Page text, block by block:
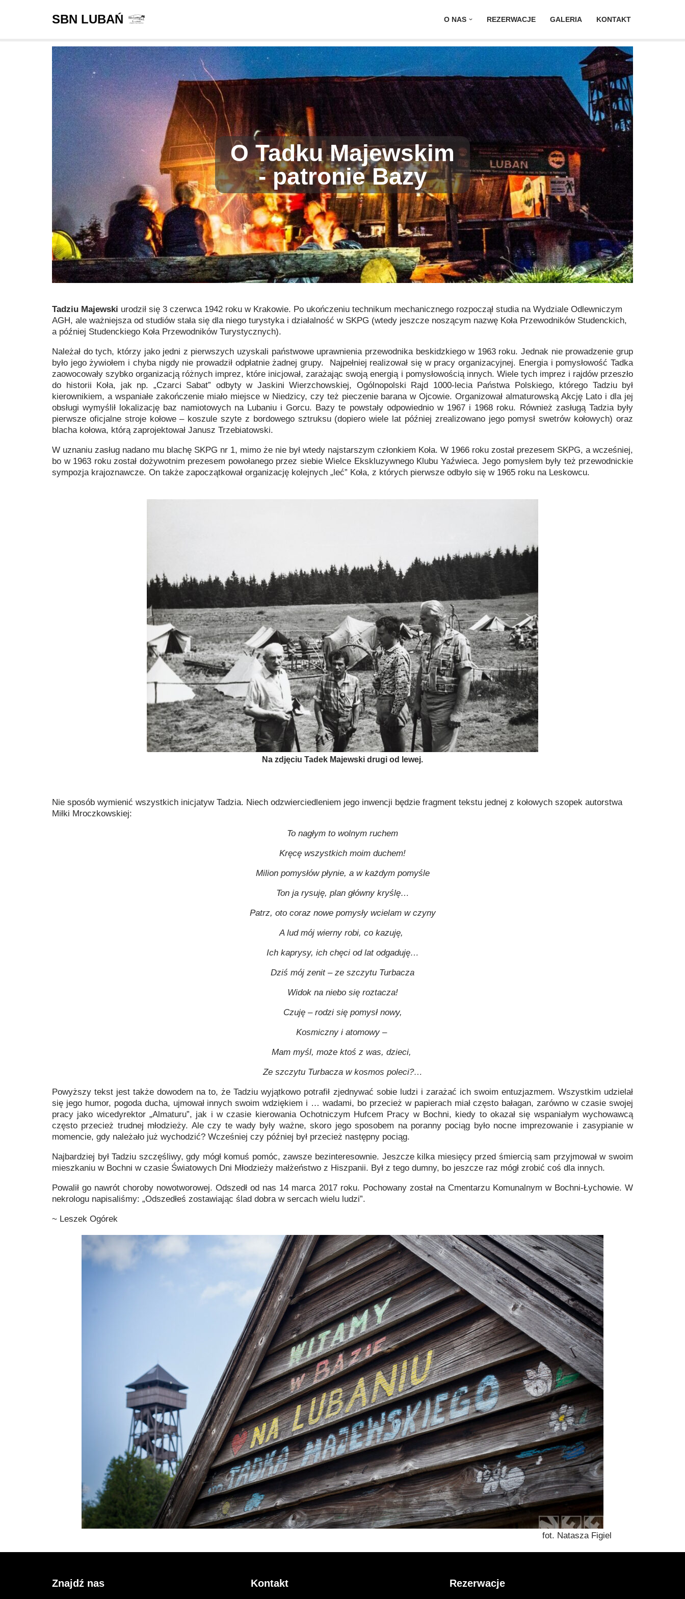
SBN LUBAŃ O NAS REZERWACJE GALERIA KONTAKT
O Tadku Majewskim
- patronie Bazy
Tadziu Majewski urodził się 3 czerwca 1942 roku w Krakowie. Po ukończeniu technikum mechanicznego rozpoczął studia na Wydziale Odlewniczym
AGH, ale ważniejsza od studiów stała się dla niego turystyka i działalność w SKPG (wtedy jeszcze noszącym nazwę Koła Przewodników Studenckich,
a później Studenckiego Koła Przewodników Turystycznych).
Należał do tych, którzy jako jedni z pierwszych uzyskali państwowe uprawnienia przewodnika beskidzkiego w 1963 roku. Jednak nie prowadzenie grup
było jego żywiołem i chyba nigdy nie prowadził odpłatnie żadnej grupy. Najpełniej realizował się w pracy organizacyjnej. Energia i pomysłowość Tadka
zaowocowały szybko organizacją różnych imprez, które inicjował, zarażając swoją energią i pomysłowością innych. Wiele tych imprez i rajdów przeszło
do historii Koła, jak np. „Czarci Sabat” odbyty w Jaskini Wierzchowskiej, Ogólnopolski Rajd 1000-lecia Państwa Polskiego, którego Tadziu był
kierownikiem, a wspaniałe zakończenie miało miejsce w Niedzicy, czy też pieczenie barana w Ojcowie. Organizował almaturowską Akcję Lato i dla jej
obsługi wymyślił lokalizację baz namiotowych na Lubaniu i Gorcu. Bazy te powstały odpowiednio w 1967 i 1968 roku. Również zasługą Tadzia były
pierwsze oficjalne stroje kołowe – koszule szyte z bordowego sztruksu (dopiero wiele lat później zrealizowano jego pomysł swetrów kołowych) oraz
blacha kołowa, którą zaprojektował Janusz Trzebiatowski.
W uznaniu zasług nadano mu blachę SKPG nr 1, mimo że nie był wtedy najstarszym członkiem Koła. W 1966 roku został prezesem SKPG, a wcześniej,
bo w 1963 roku został dożywotnim prezesem powołanego przez siebie Wielce Ekskluzywnego Klubu Yaźwieca. Jego pomysłem były też przewodnickie
sympozja krajoznawcze. On także zapoczątkował organizację kolejnych „leć” Koła, z których pierwsze odbyło się w 1965 roku na Leskowcu.
Na zdjęciu Tadek Majewski drugi od lewej.
Nie sposób wymienić wszystkich inicjatyw Tadzia. Niech odzwierciedleniem jego inwencji będzie fragment tekstu jednej z kołowych szopek autorstwa
Miłki Mroczkowskiej:
To nagłym to wolnym ruchem
Kręcę wszystkich moim duchem!
Milion pomysłów płynie, a w każdym pomyśle
Ton ja rysuję, plan główny kryślę…
Patrz, oto coraz nowe pomysły wcielam w czyny
A lud mój wierny robi, co kazuję,
Ich kaprysy, ich chęci od lat odgaduję…
Dziś mój zenit – ze szczytu Turbacza
Widok na niebo się roztacza!
Czuję – rodzi się pomysł nowy,
Kosmiczny i atomowy –
Mam myśl, może ktoś z was, dzieci,
Ze szczytu Turbacza w kosmos poleci?…
Powyższy tekst jest także dowodem na to, że Tadziu wyjątkowo potrafił zjednywać sobie ludzi i zarażać ich swoim entuzjazmem. Wszystkim udzielał
się jego humor, pogoda ducha, ujmował innych swoim wdziękiem i … wadami, bo przecież w papierach miał często bałagan, zarówno w czasie swojej
pracy jako wicedyrektor „Almaturu”, jak i w czasie kierowania Ochotniczym Hufcem Pracy w Bochni, kiedy to okazał się wspaniałym wychowawcą
często przecież trudnej młodzieży. Ale czy te wady były ważne, skoro jego sposobem na poranny pociąg było nocne imprezowanie i zasypianie w
momencie, gdy należało już wychodzić? Wcześniej czy później był przecież następny pociąg.
Najbardziej był Tadziu szczęśliwy, gdy mógł komuś pomóc, zawsze bezinteresownie. Jeszcze kilka miesięcy przed śmiercią sam przyjmował w swoim
mieszkaniu w Bochni w czasie Światowych Dni Młodzieży małżeństwo z Hiszpanii. Był z tego dumny, bo jeszcze raz mógł zrobić coś dla innych.
Powalił go nawrót choroby nowotworowej. Odszedł od nas 14 marca 2017 roku. Pochowany został na Cmentarzu Komunalnym w Bochni-Łychowie. W
nekrologu napisaliśmy: „Odszedłeś zostawiając ślad dobra w sercach wielu ludzi”.
~ Leszek Ogórek
fot. Natasza Figiel
Znajdź nas Kontakt Rezerwacje